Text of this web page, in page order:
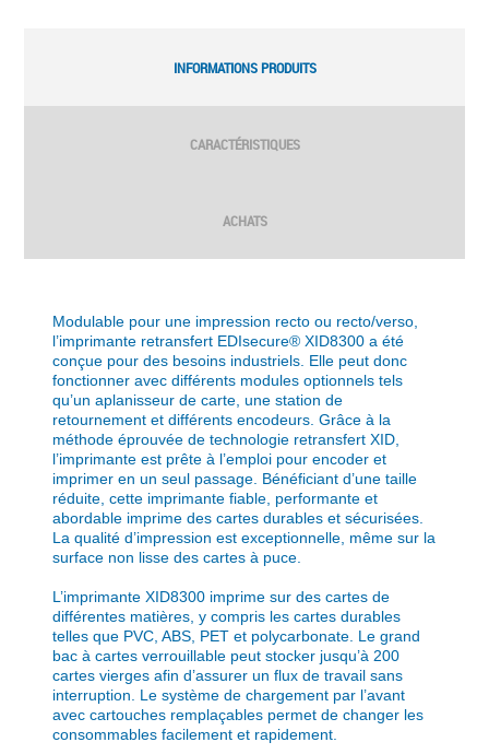
INFORMATIONS PRODUITS(ONGLET ACTIF)
CARACTÉRISTIQUES
ACHATS
Modulable pour une impression recto ou recto/verso,
l’imprimante retransfert EDIsecure® XID8300 a été
conçue pour des besoins industriels. Elle peut donc
fonctionner avec différents modules optionnels tels
qu’un aplanisseur de carte, une station de
retournement et différents encodeurs. Grâce à la
méthode éprouvée de technologie retransfert XID,
l’imprimante est prête à l’emploi pour encoder et
imprimer en un seul passage. Bénéficiant d’une taille
réduite, cette imprimante fiable, performante et
abordable imprime des cartes durables et sécurisées.
La qualité d’impression est exceptionnelle, même sur la
surface non lisse des cartes à puce.
L’imprimante XID8300 imprime sur des cartes de
différentes matières, y compris les cartes durables
telles que PVC, ABS, PET et polycarbonate. Le grand
bac à cartes verrouillable peut stocker jusqu’à 200
cartes vierges afin d’assurer un flux de travail sans
interruption. Le système de chargement par l’avant
avec cartouches remplaçables permet de changer les
consommables facilement et rapidement.